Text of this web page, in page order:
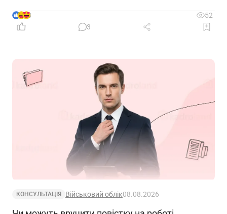
8
52
3
КОНСУЛЬТАЦІЯ Військовий облік08.08.2026